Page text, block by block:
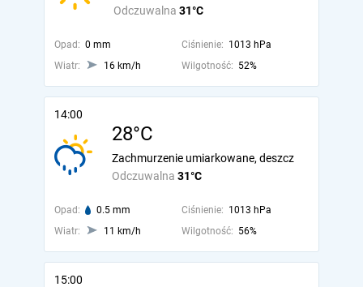
Odczuwalna 31°C
Opad: 0 mm Ciśnienie: 1013 hPa
Wiatr:
16 km/h Wilgotność: 52%
14:00
28°C
Odczuwalna 31°C
Zachmurzenie umiarkowane, deszcz
Opad: 0.5 mm Ciśnienie: 1013 hPa
Wiatr:
11 km/h Wilgotność: 56%
15:00